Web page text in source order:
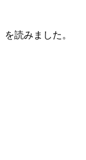
を読みました。